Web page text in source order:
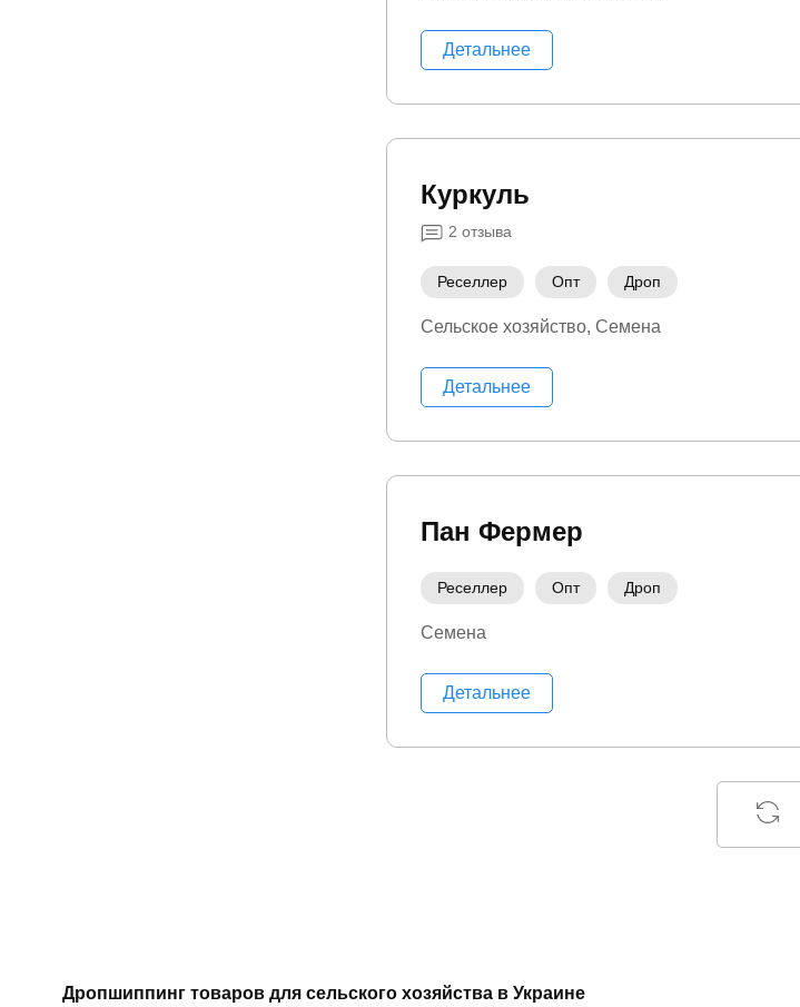
Детальнее
Куркуль
2 отзыва
Реселлер Опт Дроп
Сельское хозяйство Семена
Детальнее
Пан Фермер
Реселлер Опт Дроп
Семена
Детальнее
Дропшиппинг товаров для сельского хозяйства в Украине